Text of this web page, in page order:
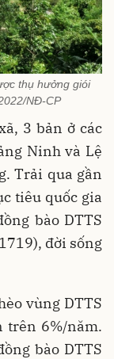
thụ hưởng giói
NĐ-CP
3 bản ở các
Ninh và Lệ
Trải qua gần
tiêu quốc gia
bào DTTS
đời sống
vùng DTTS
trên 6%/năm.
bào DTTS